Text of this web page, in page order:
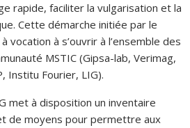
rapide, faciliter la vulgarisation et la
Cette démarche initiée par le
vocation à s’ouvrir à l’ensemble des
MSTIC (Gipsa-lab, Verimag,
Institu Fourier, LIG).
met à disposition un inventaire
de moyens pour permettre aux